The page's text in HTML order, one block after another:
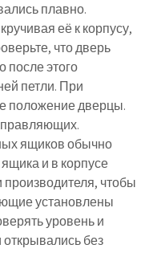
плавно.
её к корпусу,
что дверь
после этого
петли. При
положение дверцы.
ящиков обычно
и в корпусе
чтобы
установлены
уровень и
без